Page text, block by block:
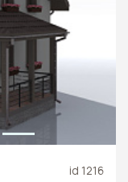
id 1216